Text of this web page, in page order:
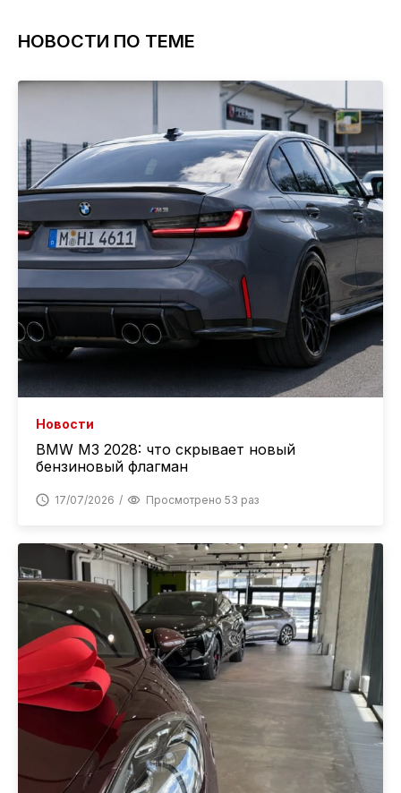
НОВОСТИ ПО ТЕМЕ
Новости
BMW M3 2028: что скрывает новый
бензиновый флагман
17/07/2026 Просмотрено 53 раз